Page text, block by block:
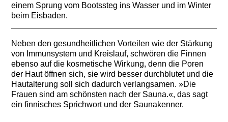
einem Sprung vom Bootssteg ins Wasser und im Winter
beim Eisbaden.
Neben den gesundheitlichen Vorteilen wie der Stärkung
von Immunsystem und Kreislauf, schwören die Finnen
ebenso auf die kosmetische Wirkung, denn die Poren
der Haut öffnen sich, sie wird besser durchblutet und die
Hautalterung soll sich dadurch verlangsamen. »Die
Frauen sind am schönsten nach der Sauna.«, das sagt
ein finnisches Sprichwort und der Saunakenner.